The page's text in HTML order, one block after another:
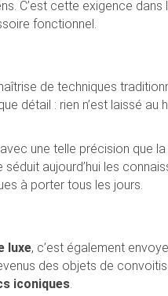
C’est cette exigence dans
fonctionnel.
de techniques
détail : rien n’est laissé au
avec une telle précision que
aujourd’hui les
à porter tous les jours.
luxe, c’est également
des objets de
iconiques